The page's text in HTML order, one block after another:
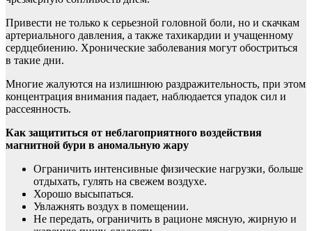
Привести не только к серьезной головной боли, но и скачкам
артериального давления, а также тахикардии и учащенному
сердцебиению. Хронические заболевания могут обостриться
в такие дни.
Многие жалуются на излишнюю раздражительность, при этом
концентрация внимания падает, наблюдается упадок сил и
рассеянность.
Как защититься от неблагоприятного воздействия
магнитной бури в аномальную жару
Ограничить интенсивные физические нагрузки, больше
отдыхать, гулять на свежем воздухе.
Хорошо высыпаться.
Увлажнять воздух в помещении.
Не передать, ограничить в рационе мясную, жирную и